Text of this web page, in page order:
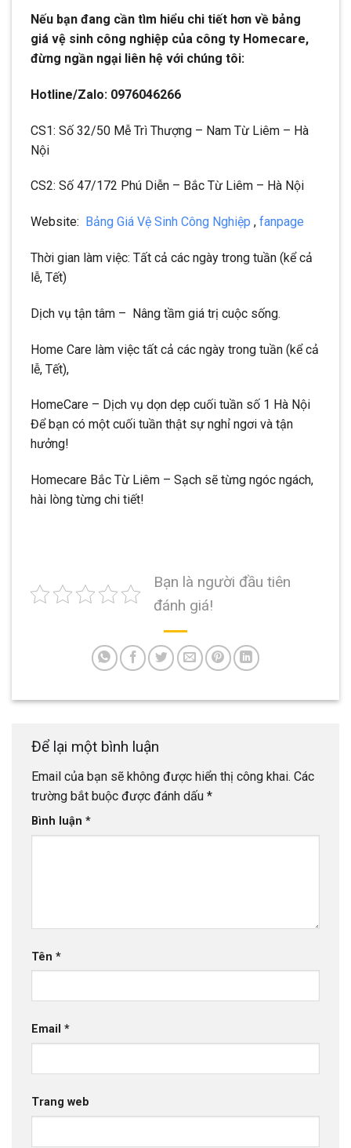
Nếu bạn đang cần tìm hiểu chi tiết hơn về bảng
giá vệ sinh công nghiệp của công ty Homecare,
đừng ngần ngại liên hệ với chúng tôi:
Hotline/Zalo: 0976046266
CS1: Số 32/50 Mễ Trì Thượng – Nam Từ Liêm – Hà
Nội
CS2: Số 47/172 Phú Diễn – Bắc Từ Liêm – Hà Nội
Website: Bảng Giá Vệ Sinh Công Nghiệp , fanpage
Thời gian làm việc: Tất cả các ngày trong tuần (kể cả
lễ, Tết)
Dịch vụ tận tâm – Nâng tầm giá trị cuộc sống.
Home Care làm việc tất cả các ngày trong tuần (kể cả
lễ, Tết),
HomeCare – Dịch vụ dọn dẹp cuối tuần số 1 Hà Nội
Để bạn có một cuối tuần thật sự nghỉ ngơi và tận
hưởng!
Homecare Bắc Từ Liêm – Sạch sẽ từng ngóc ngách,
hài lòng từng chi tiết!
Bạn là người đầu tiên
đánh giá!
Để lại một bình luận
Email của bạn sẽ không được hiển thị công khai. Các
trường bắt buộc được đánh dấu *
Bình luận *
Tên *
Email *
Trang web